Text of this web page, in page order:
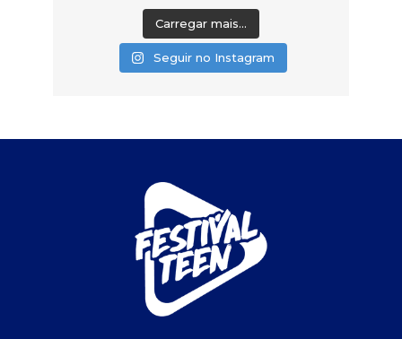
Carregar mais...
Seguir no Instagram